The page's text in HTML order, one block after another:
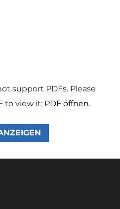
support PDFs. Please
to view it: PDF öffnen.